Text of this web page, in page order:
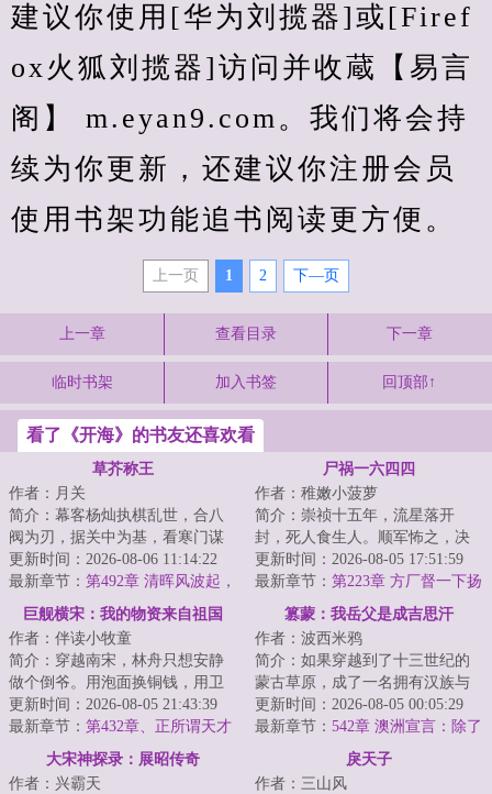
建议你使用[华为刘揽器]或[Firef
ox火狐刘揽器]访问并收蔵【易言
阁】 m.eyan9.com。我们将会持
续为你更新，还建议你注册会员
使用书架功能追书阅读更方便。
上一页 1 2 下—页
上一章 查看目录 下一章
临时书架 加入书签 回顶部↑
看了《开海》的书友还喜欢看
草芥称王
作者：月关
简介：幕客杨灿执棋乱世，合八
阀为刃，据关中为基，看寒门谋
士以权谋为笔、铁血为墨，问鼎
天下！...
更新时间：2026-08-06 11:14:22
最新章节： 第492章 清晖风波起，
文会定鼎时
尸祸一六四四
作者：稚嫩小菠萝
简介：崇祯十五年，流星落开
封，死人食生人。顺军怖之，决
马家口灌开封，而祸水横流。两
年后，岁的初二学...
更新时间：2026-08-05 17:51:59
最新章节： 第223章 方厂督一下扬
巨舰横宋：我的物资来自祖国
作者：伴读小牧童
简介：穿越南宋，林舟只想安静
做个倒爷。用泡面换铜钱，用卫
生纸换人情，用现代药救古代
命。可他没想到，...
更新时间：2026-08-05 21:43:39
最新章节： 第432章、正所谓天才
之间亦有差别
篡蒙：我岳父是成吉思汗
作者：波西米鸦
简介：如果穿越到了十三世纪的
蒙古草原，成了一名拥有汉族与
蒙古族血统的少年，你会如何选
择？是南下回归...
更新时间：2026-08-05 00:05:29
最新章节： 542章 澳洲宣言：除了
太祖的规矩，我们什么都不认！
大宋神探录：展昭传奇
作者：兴霸天
戾天子
作者：三山风